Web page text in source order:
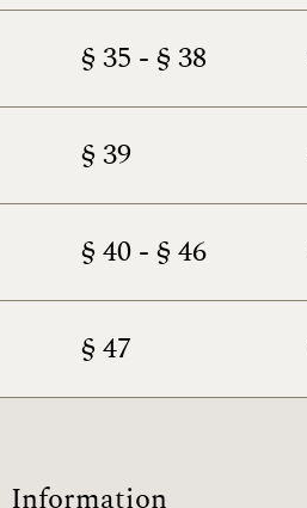
§ 35 - § 38
§ 39
§ 40 - § 46
§ 47